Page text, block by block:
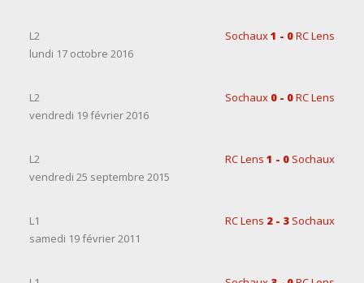
L2 Sochaux1 - 0RC Lens
lundi 17 octobre 2016
L2 Sochaux 0 - 0RC Lens
vendredi 19 février 2016
L2 RC Lens 1 - 0 Sochaux
vendredi 25 septembre 2015
L1 RC Lens 2 - 3 Sochaux
samedi 19 février 2011